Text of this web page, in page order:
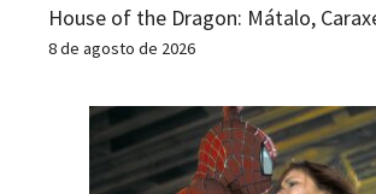
House of the Dragon: Mátalo,
8 de agosto de 2026